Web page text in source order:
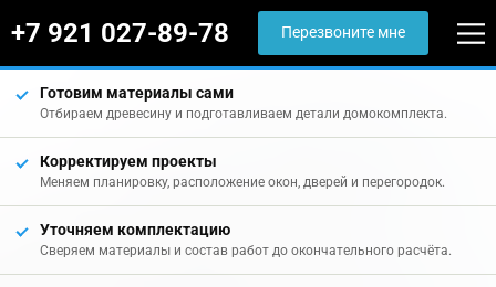
+7 921 027-89-78 Перезвоните мне
Готовим материалы сами
Отбираем древесину и подготавливаем детали домокомплекта.
Корректируем проекты
Меняем планировку, расположение окон, дверей и перегородок.
Уточняем комплектацию
Сверяем материалы и состав работ до окончательного расчёта.